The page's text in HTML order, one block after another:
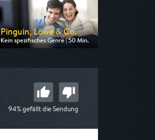
Pinguin, Löwe & Co.
Kein spezifisches Genre | 50 Min.
Ausgestrahlt von WDR
94% gefällt die Sendung